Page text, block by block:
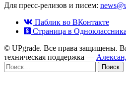
Для пресс-релизов и писем:
Паблик во ВКонтакте
Страница в
© UPgrade. Все права защищены.
техническая поддержка —
Найти: